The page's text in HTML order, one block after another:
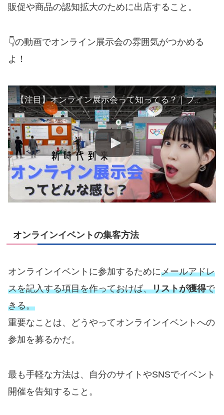
販促や商品の認知拡大のために出店すること。
👇の動画でオンライン展示会の雰囲気がつかめる
よ！
【注目】オンライン展示会って知ってる？｜ブースもセミナーもあるよ
オンラインイベントの集客方法
オンラインイベントに参加するためにメールアドレ
スを記入する項目を作っておけば、リストが獲得で
きる。
重要なことは、どうやってオンラインイベントへの
参加を募るかだ。
最も手軽な方法は、自分のサイトやSNSでイベント
開催を告知すること。